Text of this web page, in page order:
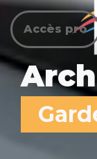
Accès pro